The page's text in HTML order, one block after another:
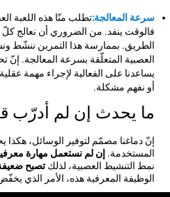
سرعة المعالجة:تطلب منّا هذه اللعبة
فالوقت ينفد. من الضروري أن نعالج
الطريق. بممارسة هذا التمرين ننشّط
العصبية المتعلّقة بسرعة المعالجة. إنّ
يساعدنا على الفعالية لإجراء مهمة
أو نفهم مشكلة.
ما يحدث إن لم أدرّب
إنّ دماغنا مصمّم لتوفير الوسائل، هكذا
المستخدمة. إن لم نستعمل مهارة
نمط التنشيط العصبية، لذلكتصبح
الوظيفة المعرفية هذه، الأمر الذي